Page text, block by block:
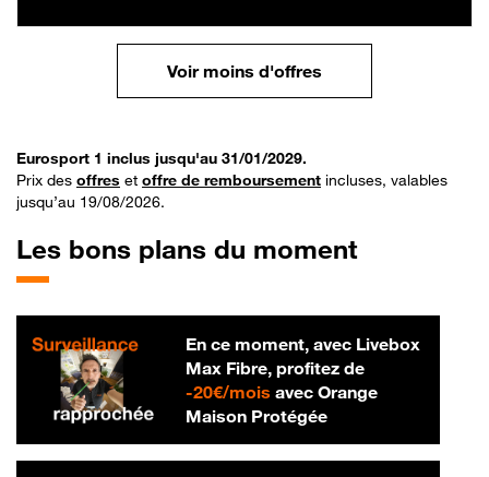
Voir moins d'offres
Eurosport 1 inclus jusqu'au 31/01/2029.
Prix des offres et offre de remboursement incluses, valables
jusqu’au 19/08/2026.
Les bons plans du moment
En ce moment, avec Livebox
Max Fibre, profitez de
-20€/mois20 € par mois
avec Orange
Maison Protégée